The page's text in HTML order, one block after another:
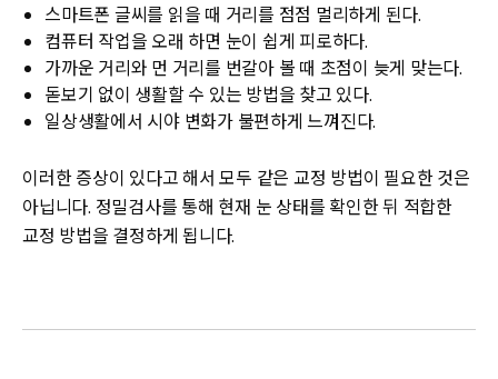
스마트폰 글씨를 읽을 때 거리를 점점 멀리하게 된다.
컴퓨터 작업을 오래 하면 눈이 쉽게 피로하다.
가까운 거리와 먼 거리를 번갈아 볼 때 초점이 늦게 맞는다.
돋보기 없이 생활할 수 있는 방법을 찾고 있다.
일상생활에서 시야 변화가 불편하게 느껴진다.
이러한 증상이 있다고 해서 모두 같은 교정 방법이 필요한 것은
아닙니다. 정밀검사를 통해 현재 눈 상태를 확인한 뒤 적합한
교정 방법을 결정하게 됩니다.